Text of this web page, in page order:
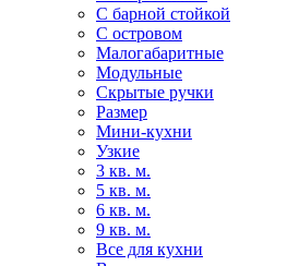
С барной стойкой
С островом
Малогабаритные
Модульные
Скрытые ручки
Размер
Мини-кухни
Узкие
3 кв. м.
5 кв. м.
6 кв. м.
9 кв. м.
Все для кухни